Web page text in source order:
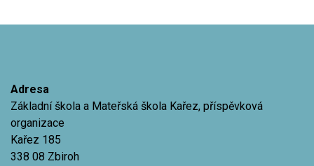
Adresa
Základní škola a Mateřská škola Kařez, příspěvková
organizace
Kařez 185
338 08 Zbiroh